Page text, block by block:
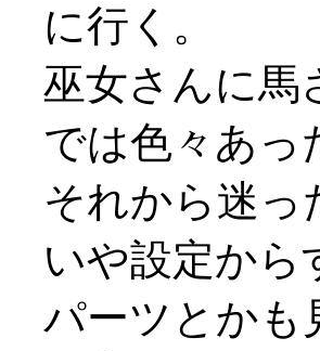
に行く。
巫女さんに馬
では色々あっ
それから迷
いや設定か
パーツとかも